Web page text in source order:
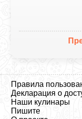
Правила
Декларация о
Наши кулинары
Пишите